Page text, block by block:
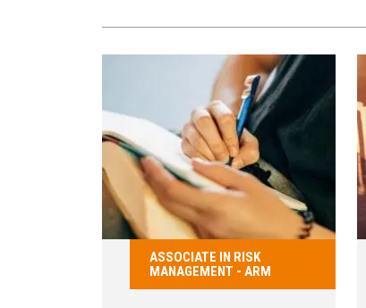
ASSOCIATE IN RISK
MANAGEMENT - ARM